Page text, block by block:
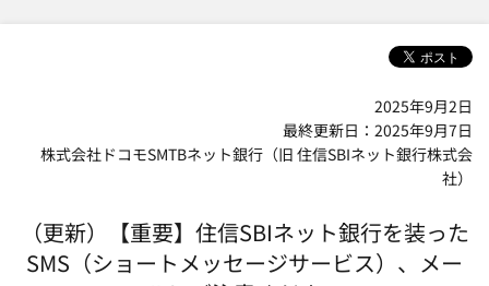
2025年9月2日
最終更新日：2025年9月7日
株式会社ドコモSMTBネット銀行（旧 住信SBIネット銀行株式会
社）
（更新）【重要】住信SBIネット銀行を装った
SMS（ショートメッセージサービス）、メー